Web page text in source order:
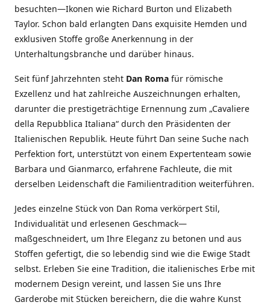
besuchten—Ikonen wie Richard Burton und Elizabeth
Taylor. Schon bald erlangten Dans exquisite Hemden und
exklusiven Stoffe große Anerkennung in der
Unterhaltungsbranche und darüber hinaus.
Seit fünf Jahrzehnten steht Dan Roma für römische
Exzellenz und hat zahlreiche Auszeichnungen erhalten,
darunter die prestigeträchtige Ernennung zum „Cavaliere
della Repubblica Italiana“ durch den Präsidenten der
Italienischen Republik. Heute führt Dan seine Suche nach
Perfektion fort, unterstützt von einem Expertenteam sowie
Barbara und Gianmarco, erfahrene Fachleute, die mit
derselben Leidenschaft die Familientradition weiterführen.
Jedes einzelne Stück von Dan Roma verkörpert Stil,
Individualität und erlesenen Geschmack—
maßgeschneidert, um Ihre Eleganz zu betonen und aus
Stoffen gefertigt, die so lebendig sind wie die Ewige Stadt
selbst. Erleben Sie eine Tradition, die italienisches Erbe mit
modernem Design vereint, und lassen Sie uns Ihre
Garderobe mit Stücken bereichern, die die wahre Kunst